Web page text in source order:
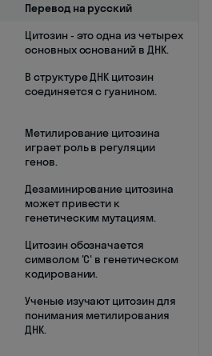
Перевод на русский
Цитозин - это одна из четырех
основных оснований в ДНК.
В структуре ДНК цитозин
соединяется с гуанином.
Метилирование цитозина
играет роль в регуляции
генов.
Дезаминирование цитозина
может привести к
генетическим мутациям.
Цитозин обозначается
символом 'С' в генетическом
кодировании.
Ученые изучают цитозин для
понимания метилирования
ДНК.